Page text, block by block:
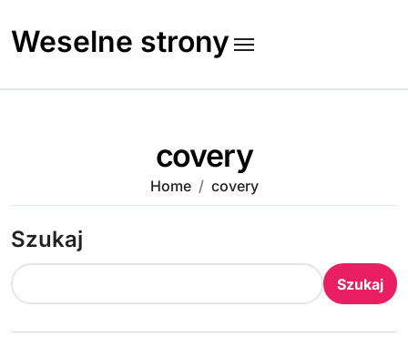
to
content
Weselne strony
covery
Home covery
Szukaj
Szukaj